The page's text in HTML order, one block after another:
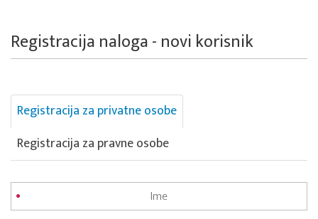
Registracija naloga - novi korisnik
Registracija za privatne osobe
Registracija za pravne osobe